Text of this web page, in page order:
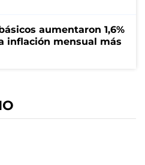
aumentaron 1,6%
inflación mensual más